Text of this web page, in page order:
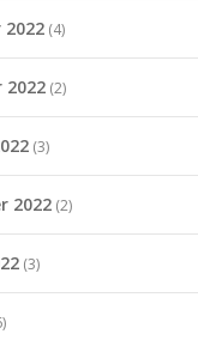
(4)
2022(2)
(3)
2022(2)
(3)